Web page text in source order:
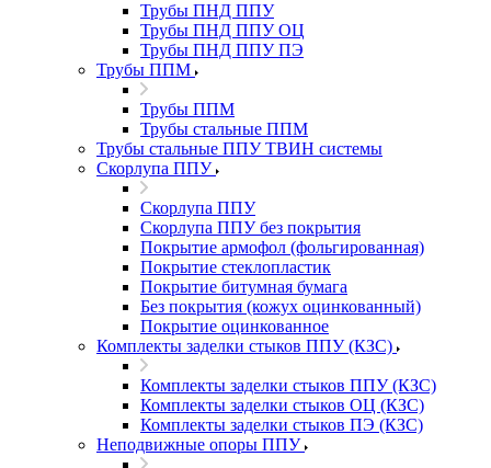
Трубы ПНД ППУ
Трубы ПНД ППУ ОЦ
Трубы ПНД ППУ ПЭ
Трубы ППМ
Трубы ППМ
Трубы стальные ППМ
Трубы стальные ППУ ТВИН системы
Скорлупа ППУ
Скорлупа ППУ
Скорлупа ППУ без покрытия
Покрытие армофол (фольгированная)
Покрытие стеклопластик
Покрытие битумная бумага
Без покрытия (кожух оцинкованный)
Покрытие оцинкованное
Комплекты заделки стыков ППУ (КЗС)
Комплекты заделки стыков ППУ (КЗС)
Комплекты заделки стыков ОЦ (КЗС)
Комплекты заделки стыков ПЭ (КЗС)
Неподвижные опоры ППУ